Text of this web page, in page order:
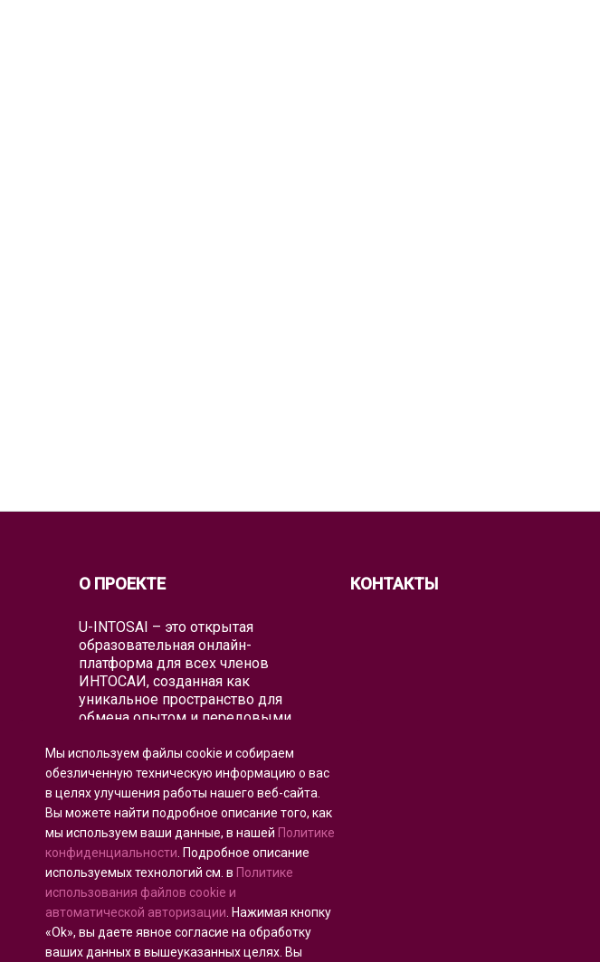
О ПРОЕКТЕ
U-INTOSAI – это открытая
образовательная онлайн-
платформа для всех членов
ИНТОСАИ, созданная как
уникальное пространство для
обмена опытом и передовыми
Университет предлагает всему
глобальному аудиторскому
сообществу как классические
образовательные форматы, так и
лучшие образовательные проекты
и практические руководства
ИНТОСАИ, которые объединяют
существующие образовательные
инициативы для воспитания
аудиторов будущего.
КОНТАКТЫ
Мы используем файлы cookie и собираем
обезличенную техническую информацию о вас
в целях улучшения работы нашего веб-сайта.
Вы можете найти подробное описание того, как
мы используем ваши данные, в нашей Политике
конфиденциальности . Подробное описание
используемых технологий см. в Политике
использования файлов cookie и
автоматической авторизации . Нажимая кнопку
«Ok», вы даете явное согласие на обработку
ваших данных в вышеуказанных целях. Вы